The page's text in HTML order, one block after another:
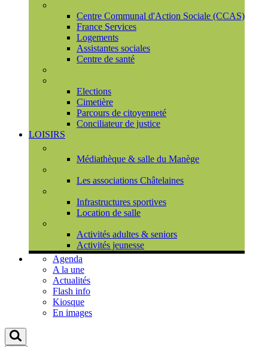
Centre Communal d'Action Sociale (CCAS)
France Services
Logements
Assistantes sociales
Centre de santé
Elections
Cimetière
Parcours de citoyenneté
Conciliateur de justice
LOISIRS
Médiathèque & salle du Manège
Les associations Châtelaines
Infrastructures sportives
Location de salle
Activités adultes & seniors
Activités jeunesse
Agenda
A la une
Actualités
Flash info
Kiosque
En images